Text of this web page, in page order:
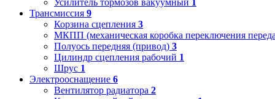
Трансмиссия 9
Корзина сцепления 3
МКПП (механическая коробка переключения
Полуось передняя (привод) 3
Цилиндр сцепления рабочий 1
Шрус 1
Электрооснащение 6
Вентилятор радиатора 2